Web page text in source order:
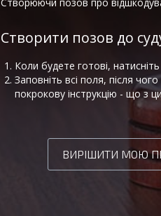
Створити позов до
Коли будете готові,
Заповніть всі поля, після
покрокову інструкцію - що з
ВИРІШИТИ МОЮ